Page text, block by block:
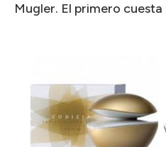
Mugler. El primero